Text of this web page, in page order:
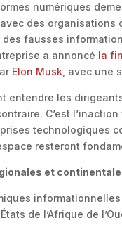
numériques
des organisations
fausses
a annoncé la
Elon Musk , avec
entendre les
C’est
technologiques
resteront
et
de l’Afrique de